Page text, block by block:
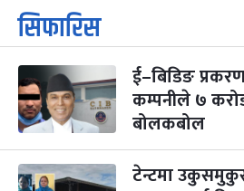
१
आइत
कार्तिक सङ्क्रान्ति
कार्तिक १, २०८३
३
मंगल
महानवमी
कार्तिक ३, २०८३-Oct 20, 2026
४
सिफारिस
ई–बिडिङ
कम्पनीले ७
बोलकबोल
टेन्टमा